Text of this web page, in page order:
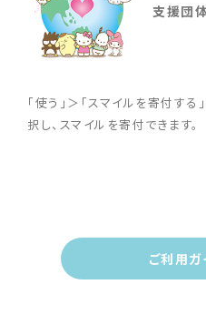
支援団
「使う」＞「スマイルを寄付す
択し、スマイルを寄付できます。
ご利用